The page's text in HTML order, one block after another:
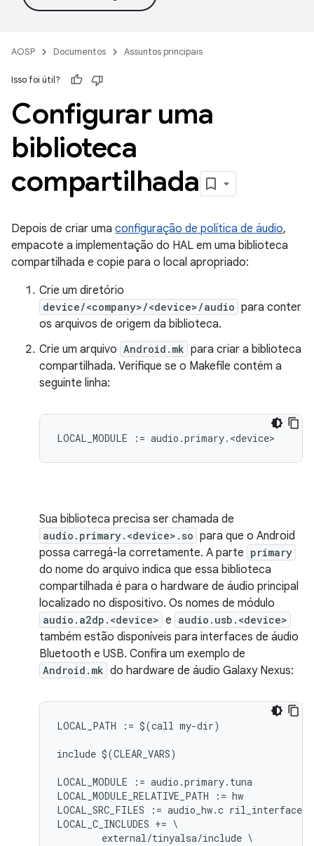
AOSP Documentos Assuntos principais
Isso foi útil?
Configurar uma
biblioteca
compartilhada
Depois de criar uma configuração de política de áudio,
empacote a implementação do HAL em uma biblioteca
compartilhada e copie para o local apropriado:
Crie um diretório
device/<company>/<device>/audio para conter
os arquivos de origem da biblioteca.
Crie um arquivo Android.mk para criar a biblioteca
compartilhada. Verifique se o Makefile contém a
seguinte linha:
Sua biblioteca precisa ser chamada de
audio.primary.<device>.so para que o Android
possa carregá-la corretamente. A parte primary
do nome do arquivo indica que essa biblioteca
compartilhada é para o hardware de áudio principal
localizado no dispositivo. Os nomes de módulo
audio.a2dp.<device> e audio.usb.<device>
também estão disponíveis para interfaces de áudio
Bluetooth e USB. Confira um exemplo de
Android.mk do hardware de áudio Galaxy Nexus:
LOCAL_PATH := $(call my-dir)
include $(CLEAR_VARS)
LOCAL_MODULE := audio.primary.tuna
LOCAL_MODULE_RELATIVE_PATH := hw
LOCAL_SRC_FILES := audio_hw.c ril_interface.c
LOCAL_C_INCLUDES += \
        external/tinyalsa/include \